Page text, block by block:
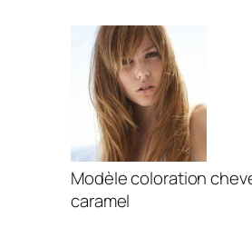
Modèle coloration
caramel